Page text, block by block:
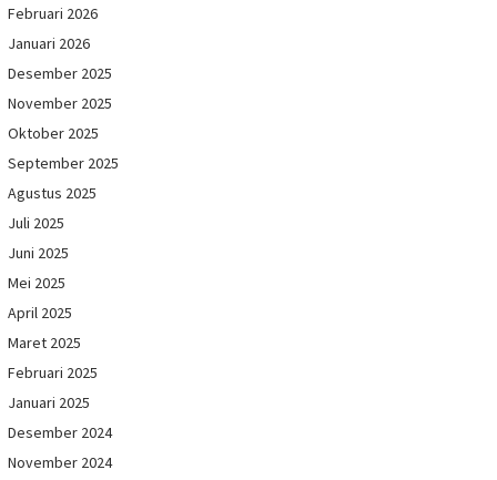
Februari 2026
Januari 2026
Desember 2025
November 2025
Oktober 2025
September 2025
Agustus 2025
Juli 2025
Juni 2025
Mei 2025
April 2025
Maret 2025
Februari 2025
Januari 2025
Desember 2024
November 2024